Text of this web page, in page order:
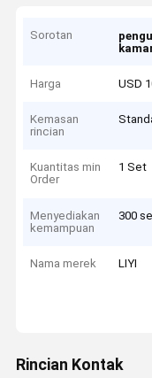
Sorotan
Harga USD
Kemasan
rincian
Kuantitas min
Order
1 Set
Menyediakan
kemampuan
300
Nama merek LIYI
Rincian Kontak